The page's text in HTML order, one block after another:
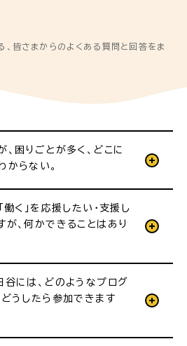
皆さまからのよくある質問と回答をま
困りごとが多く、どこに
からない。
働く」を応援したい・支援し
が、何かできることはあり
谷には、どのようなプログ
どうしたら参加できます